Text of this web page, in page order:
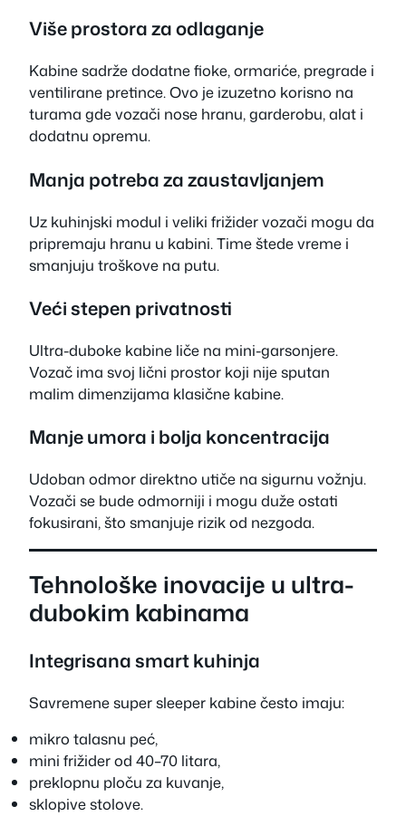
Više prostora za odlaganje
Kabine sadrže dodatne fioke, ormariće, pregrade i
ventilirane pretince. Ovo je izuzetno korisno na
turama gde vozači nose hranu, garderobu, alat i
dodatnu opremu.
Manja potreba za zaustavljanjem
Uz kuhinjski modul i veliki frižider vozači mogu da
pripremaju hranu u kabini. Time štede vreme i
smanjuju troškove na putu.
Veći stepen privatnosti
Ultra-duboke kabine liče na mini-garsonjere.
Vozač ima svoj lični prostor koji nije sputan
malim dimenzijama klasične kabine.
Manje umora i bolja koncentracija
Udoban odmor direktno utiče na sigurnu vožnju.
Vozači se bude odmorniji i mogu duže ostati
fokusirani, što smanjuje rizik od nezgoda.
Tehnološke inovacije u ultra-
dubokim kabinama
Integrisana smart kuhinja
Savremene super sleeper kabine često imaju:
mikro talasnu peć,
mini frižider od 40–70 litara,
preklopnu ploču za kuvanje,
sklopive stolove.